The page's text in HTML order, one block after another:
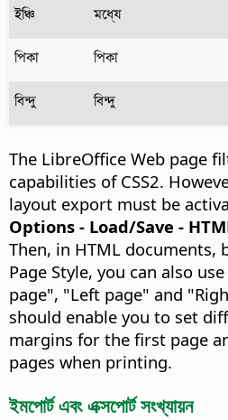
ইঞ্চি
মধ্যে
পিকা
পিকা
বিন্দু
বিন্দু
The LibreOffice Web page
capabilities of CSS2.
layout export must be
Options - Load/Save -
Then, in HTML documents,
Page Style, you can also
page", "Left page" and
should enable you to set
margins for the first page
pages when printing.
ইমপোর্ট এবং এক্সপোর্ট সংখ্যায়ন